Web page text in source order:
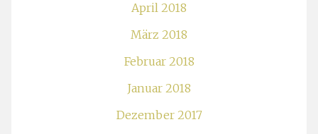
April 2018
März 2018
Februar 2018
Januar 2018
Dezember 2017